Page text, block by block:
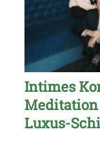
Intimes
Meditation
Luxus-